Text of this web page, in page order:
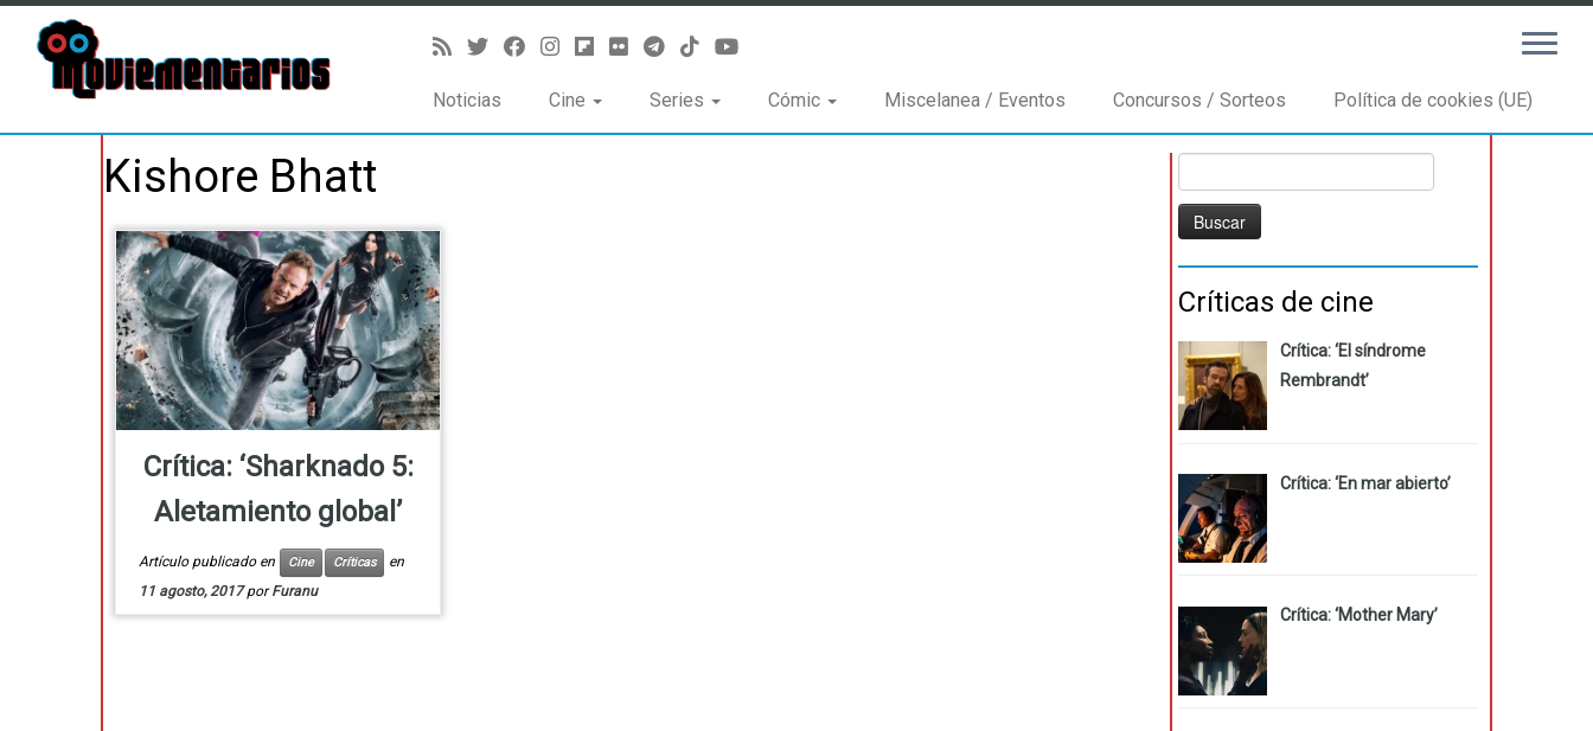
Noticias Cine Series Cómic Miscelanea / Eventos Concursos / Sorteos Política de cookies (UE)
Kishore Bhatt
Crítica: ‘Sharknado 5:
Aletamiento global’
Artículo publicado en Cine Críticas
en
11 agosto, 2017 porFuranu
Críticas de cine
Crítica: ‘El síndrome
Rembrandt’
Crítica: ‘En mar abierto’
Crítica: ‘Mother Mary’